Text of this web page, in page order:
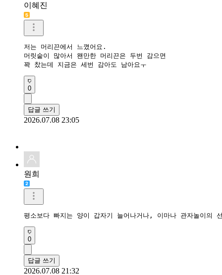
이혜진
저는 머리끈에서 느꼈어요.
머릿숱이 많아서 왠만한 머리끈은 두번 감으면
꽉 찼는데 지금은 세번 감아도 남아요ㅜ
0
답글 쓰기
2026.07.08 23:05
원희
평소보다 빠지는 양이 갑자기 늘어나거나, 이마나 관자놀이의
0
답글 쓰기
2026.07.08 21:32